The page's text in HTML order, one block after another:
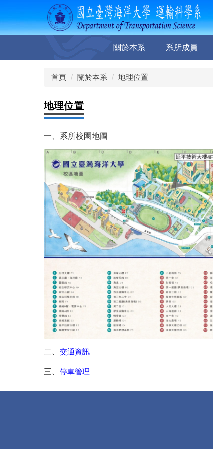
主
容
關於本系 系所成員
首頁 關於本系 地理位置
地理位置
一、系所校園地圖
二、 交通資訊
三、 停車管理